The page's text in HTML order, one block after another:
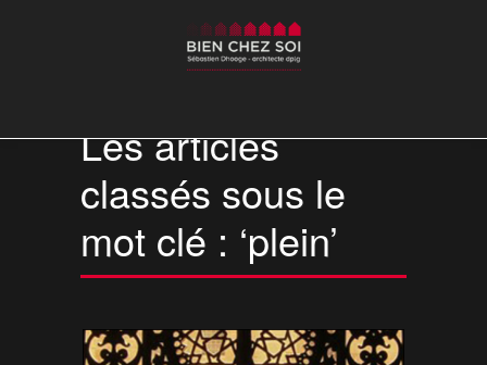
Les articles
classés sous le
mot clé : ‘plein’